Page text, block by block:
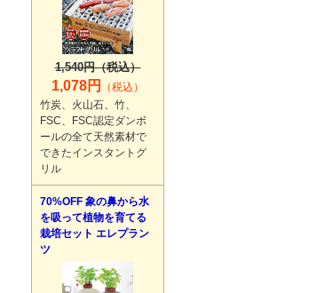
1,540円（税込）
1,078円
（税込）
竹炭、火山石、竹、
FSC、FSC認定ダンボ
ールの全て天然素材で
できたインスタントグ
リル
70%OFF 象の鼻から水
を吸って植物を育てる
栽培セット エレプラン
ツ